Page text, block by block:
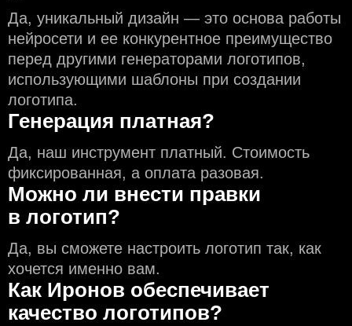
Да, уникальный дизайн — это основа работы
нейросети и еe конкурентное преимущество
перед другими генераторами логотипов,
использующими шаблоны при создании
логотипа.
Генерация платная?
Да, наш инструмент платный. Стоимость
фиксированная, а оплата разовая.
Можно ли внести правки
в логотип?
Да, вы сможете настроить логотип так, как
хочется именно вам.
Как Иронов обеспечивает
качество логотипов?